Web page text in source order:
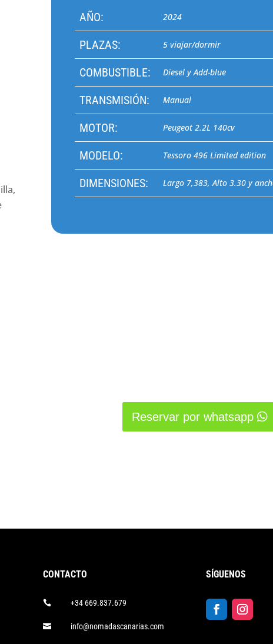
AÑO: 2024
PLAZAS: 5 viajar/dormir
COMBUSTIBLE: Diesel y Add-blue
TRANSMISIÓN: Manual
MOTOR: Peugeot 2.2L 140cv
MODELO: Tessoro 496 Limited edition
DIMENSIONES: Largo 7,383, Alto 3.30 y
Reservar por whatsapp
CONTACTO
 +34 669.837.679
 info@nomadascanarias.com
SÍGUENOS